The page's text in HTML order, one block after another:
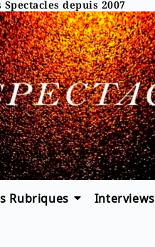
depuis 2007
Rubriques Interviews